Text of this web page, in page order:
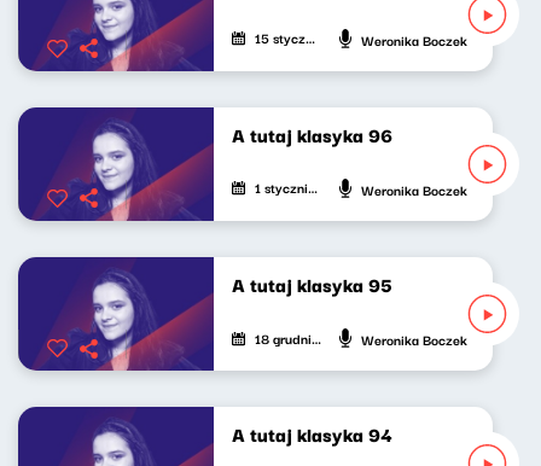
15 stycznia 2026 Weronika Boczek
A tutaj klasyka 96
1 stycznia 2026 Weronika Boczek
A tutaj klasyka 95
18 grudnia 2025 Weronika Boczek
A tutaj klasyka 94